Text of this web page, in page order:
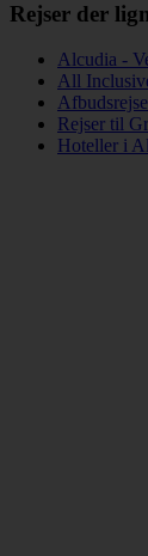
Rejser der
Alcudia -
All
Rejser til
Hoteller i